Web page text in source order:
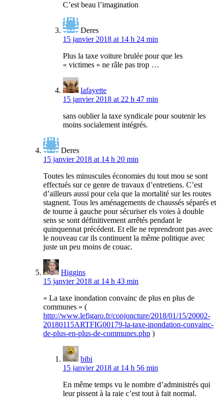
C’est beau l’imagination
Deres
15 janvier 2018 at 14 h 24 min
Plus la taxe voiture brulée pour que les
« victimes » ne râle pas trop …
lafayette
15 janvier 2018 at 22 h 47 min
sans oublier la taxe syndicale pour soutenir les
moins socialement intégrés.
Deres
15 janvier 2018 at 14 h 20 min
Toutes les minuscules économies du tout mou se sont
effectués sur ce genre de travaux d’entretiens. C’est
d’ailleurs aussi pour cela que la mortalité sur les routes
stagnent. Tous les aménagements de chaussés séparés et
de tourne à gauche pour sécuriser els voies à double
sens se sont définitivement arrêtés pendant le
quinquennat précédent. Et elle ne reprendront pas avec
le nouveau car ils continuent la même politique avec
juste un peu moins de couac.
Higgins
15 janvier 2018 at 14 h 43 min
« La taxe inondation convainc de plus en plus de
communes » (
http://www.lefigaro.fr/conjoncture/2018/01/15/20002-
20180115ARTFIG00179-la-taxe-inondation-convainc-
de-plus-en-plus-de-communes.php )
bibi
15 janvier 2018 at 14 h 56 min
En même temps vu le nombre d’administrés qui
leur pissent à la raie c’est tout à fait normal.